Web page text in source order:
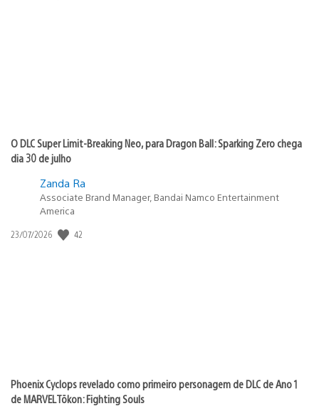
O DLC Super Limit-Breaking Neo, para Dragon Ball: Sparking Zero chega
dia 30 de julho
Zanda Ra
Associate Brand Manager, Bandai Namco Entertainment
America
Data
23/07/2026 42
Phoenix Cyclops revelado como primeiro personagem de DLC de Ano 1
de MARVEL Tōkon: Fighting Souls